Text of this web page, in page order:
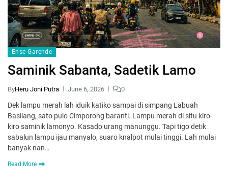
Ense Garende
Saminik Sabanta, Sadetik Lamo
ByHeru Joni Putra June 6, 2026 0
Dek lampu merah lah iduik katiko sampai di simpang Labuah
Basilang, sato pulo Cimporong baranti. Lampu merah di situ kiro-
kiro saminik lamonyo. Kasado urang manunggu. Tapi tigo detik
sabalun lampu ijau manyalo, suaro knalpot mulai tinggi. Lah mulai
banyak nan…
Read More